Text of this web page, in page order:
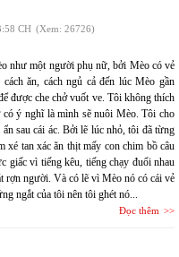
CH (Xem: 26726)
như một người phụ nữ, bởi Mèo có vẻ
ăn, cách ngủ cả đến lúc Mèo gần
được che chở vuốt ve. Tôi không thích
ý nghĩ là mình sẽ nuôi Mèo. Tôi cho
sau cái ác. Bởi lẽ lúc nhỏ, tôi đã từng
xé tan xác ăn thịt mấy con chim bồ câu
giấc vì tiếng kêu, tiếng chạy đuổi nhau
rợn người. Và có lẽ vì Mèo nó có cái vẻ
ngắt của tôi nên tôi ghét nó...
Đọc thêm